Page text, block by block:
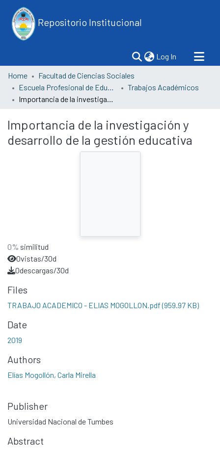
Repositorio Institucional
Log In (current)
Home
Facultad de Ciencias Sociales
Escuela Profesional de Educación
Trabajos Académicos
Importancia de la investigación y desarrollo de la gestión educativa
Importancia de la investigación y
desarrollo de la gestión educativa
0% similitud
0vistas/30d
0descargas/30d
Files
TRABAJO ACADEMICO - ELIAS MOGOLLON.pdf(959.97 KB)
Date
2019
Authors
Elías Mogollón, Carla Mirella
Publisher
Universidad Nacional de Tumbes
Abstract